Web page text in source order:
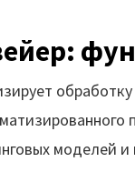
моделей